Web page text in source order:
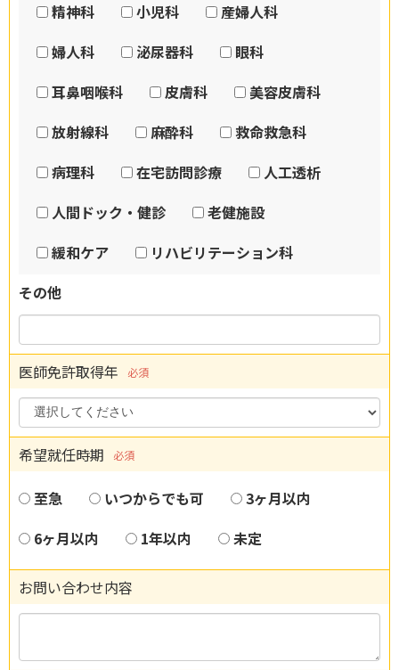
精神科
小児科
産婦人科
婦人科
泌尿器科
眼科
耳鼻咽喉科
皮膚科
美容皮膚科
放射線科
麻酔科
救命救急科
病理科
在宅訪問診療
人工透析
人間ドック・健診
老健施設
緩和ケア
リハビリテーション科
その他
医師免許取得年 必須
希望就任時期 必須
至急 いつからでも可
3ヶ月以内
6ヶ月以内
1年以内 未定
お問い合わせ内容